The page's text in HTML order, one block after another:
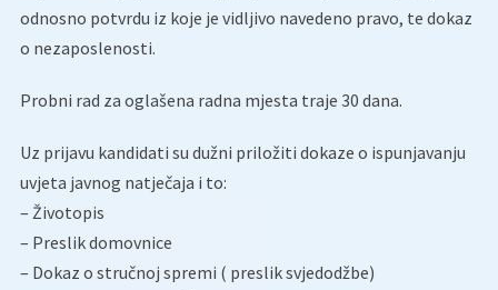
odnosno potvrdu iz koje je vidljivo navedeno pravo, te dokaz
o nezaposlenosti.
Probni rad za oglašena radna mjesta traje 30 dana.
Uz prijavu kandidati su dužni priložiti dokaze o ispunjavanju
uvjeta javnog natječaja i to:
– Životopis
– Preslik domovnice
– Dokaz o stručnoj spremi ( preslik svjedodžbe)